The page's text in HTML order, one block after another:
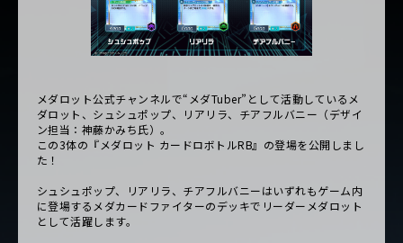
メダロット公式チャンネルで“メダTuber”として活動しているメ
ダロット、シュシュポップ、リアリラ、チアフルバニー（デザイ
ン担当：神藤かみち氏）。
この3体の『メダロット カードロボトルRB』の登場を公開しまし
た！
シュシュポップ、リアリラ、チアフルバニーはいずれもゲーム内
に登場するメダカードファイターのデッキでリーダーメダロット
として活躍します。